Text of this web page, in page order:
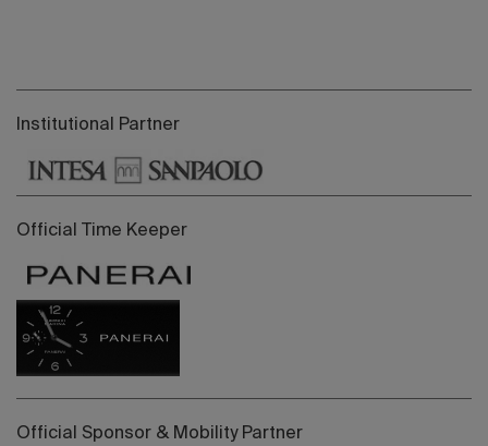
Institutional Partner
Official Time Keeper
Official Sponsor & Mobility Partner